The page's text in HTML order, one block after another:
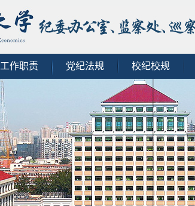
工作职责 党纪法规 校纪校规